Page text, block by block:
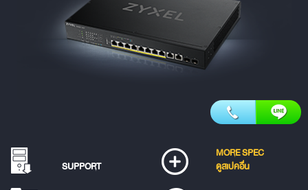
SUPPORT
MORE SPEC
ดูสเปคอื่น